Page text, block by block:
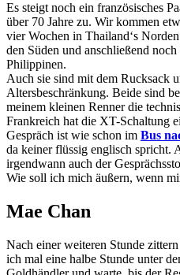
Es steigt noch ein französisches
über 70 Jahre zu. Wir kommen
vier Wochen in Thailand‘s
den Süden und anschließend
Philippinen.
Auch sie sind mit dem Rucksack
Altersbeschränkung. Beide sind
meinem kleinen Renner die
Frankreich hat die XT-Schaltung
Gespräch ist wie schon im Bus
da keiner flüssig englisch spricht.
irgendwann auch der
Wie soll ich mich äußern, wenn
Mae Chan
Nach einer weiteren Stunde
ich mal eine halbe Stunde unter